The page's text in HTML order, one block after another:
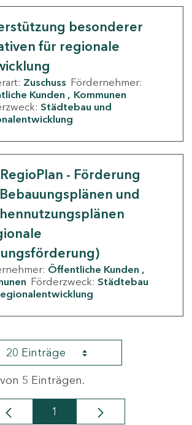
besonderer
für regionale
Zuschuss Fördernehmer:
Kunden
Kommunen
Städtebau und
RegioPlan - Förderung
und
Öffentliche Kunden
Förderzweck: Städtebau
20 Einträge
5 Einträgen.
Seite
1